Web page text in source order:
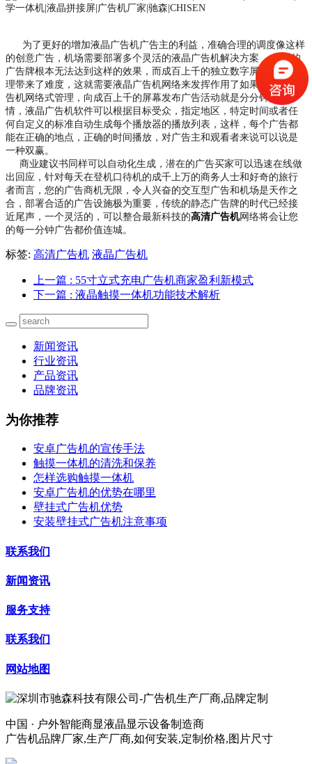
为了更好的增加液晶广告机广告主的利益，准确合理的调度像这样
的创意广告，机场需要部署多个灵活的液晶广告机解决方案， 静态的
广告牌根本无法达到这样的效果，而成百上千的独立数字屏幕又给管
理带来了难度，这就需要液晶广告机网络来发挥作用了如果部署了广
告机网络式管理，向成百上千的屏幕发布广告活动就是分分钟的事
情，液晶广告机软件可以根据目标受众，指定地区，特定时间或者任
何自定义的标准自动生成每个播放器的播放列表，这样，每个广告都
能在正确的地点，正确的时间播放，对广告主和观看者来说可以说是
一种双赢。
商业建议书同样可以自动化生成，潜在的广告买家可以迅速在线做
出回应，针对每天在登机口待机的成千上万的商务人士和好奇的旅行
者而言，您的广告商机无限，令人兴奋的交互型广告和机场是天作之
合，部署合适的广告设施极为重要，传统的静态广告牌的时代已经接
近尾声，一个灵活的，可以整合最新科技的高清广告机网络将会让您
的每一分钟广告都价值连城。
标签: 高清广告机 液晶广告机
上一篇 : 55寸立式充电广告机商家盈利新模式
下一篇 : 液晶触摸一体机功能技术解析
新闻资讯
行业资讯
产品资讯
品牌资讯
为你推荐
安卓广告机的宣传手法
触摸一体机的清洗和保养
怎样选购触摸一体机
安卓广告机的优势在哪里
壁挂式广告机优势
安装壁挂式广告机注意事项
联系我们
新闻资讯
服务支持
联系我们
网站地图
中国 · 户外智能商显液晶显示设备制造商
广告机品牌厂家,生产厂商,如何安装,定制价格,图片尺寸